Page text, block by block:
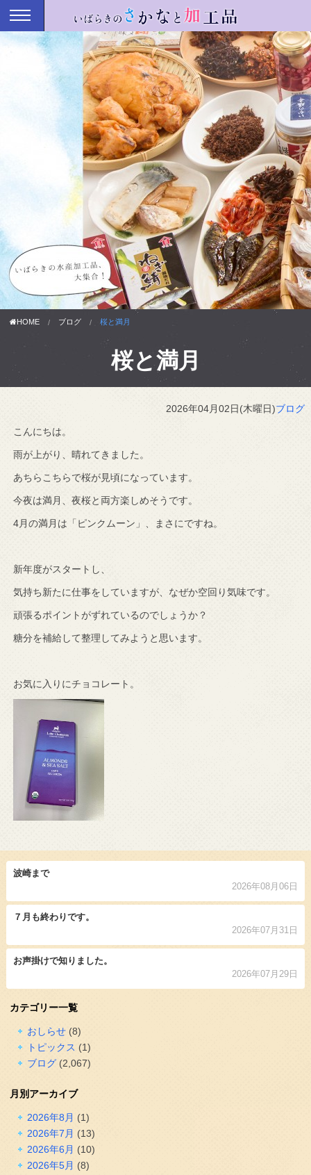
HOME ブログ 桜と満月
桜と満月
2026年04月02日(木曜日)ブログ
こんにちは。
雨が上がり、晴れてきました。
あちらこちらで桜が見頃になっています。
今夜は満月、夜桜と両方楽しめそうです。
4月の満月は「ピンクムーン」、まさにですね。
新年度がスタートし、
気持ち新たに仕事をしていますが、なぜか空回り気味です。
頑張るポイントがずれているのでしょうか？
糖分を補給して整理してみようと思います。
お気に入りにチョコレート。
波崎まで
2026年08月06日
７月も終わりです。
2026年07月31日
お声掛けで知りました。
2026年07月29日
カテゴリー一覧
おしらせ(8)
トピックス (1)
ブログ(2,067)
月別アーカイブ
2026年8月 (1)
2026年7月 (13)
2026年6月 (10)
2026年5月 (8)